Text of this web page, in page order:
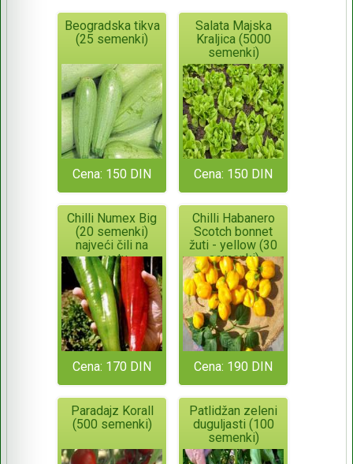
Beogradska tikva
(25 semenki)
Cena: 150 DIN
Salata Majska
Kraljica (5000
semenki)
Cena: 150 DIN
Chilli Numex Big
(20 semenki)
najveći čili na
svetu
Cena: 170 DIN
Chilli Habanero
Scotch bonnet
žuti - yellow (30
semenki)
Cena: 190 DIN
Paradajz Korall
(500 semenki)
Patlidžan zeleni
duguljasti (100
semenki)